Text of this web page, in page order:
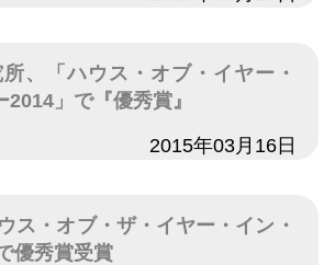
、「ハウス・オブ・イヤー・
」で『優秀賞』
2015年03月16日
ス・オブ・ザ・イヤー・イン・
優秀賞受賞